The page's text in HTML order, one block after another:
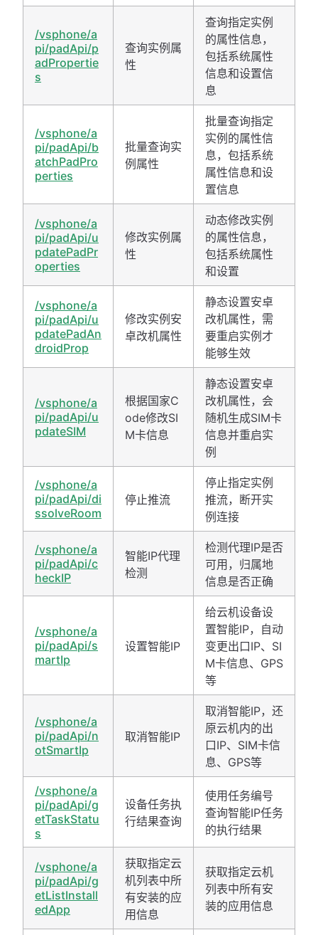
/vsphone/a
pi/padApi/p
adPropertie
s
查询实例属
性
查询指定实例
的属性信息，
包括系统属性
信息和设置信
息
/vsphone/a
pi/padApi/b
atchPadPro
perties
批量查询实
例属性
批量查询指定
实例的属性信
息，包括系统
属性信息和设
置信息
/vsphone/a
pi/padApi/u
pdatePadPr
operties
修改实例属
性
动态修改实例
的属性信息，
包括系统属性
和设置
/vsphone/a
pi/padApi/u
pdatePadAn
droidProp
修改实例安
卓改机属性
静态设置安卓
改机属性，需
要重启实例才
能够生效
/vsphone/a
pi/padApi/u
pdateSIM
根据国家C
ode修改SI
M卡信息
静态设置安卓
改机属性，会
随机生成SIM卡
信息并重启实
例
/vsphone/a
pi/padApi/di
ssolveRoom
停止推流
停止指定实例
推流，断开实
例连接
/vsphone/a
pi/padApi/c
heckIP
智能IP代理
检测
检测代理IP是否
可用，归属地
信息是否正确
/vsphone/a
pi/padApi/s
martIp
设置智能IP
给云机设备设
置智能IP，自动
变更出口IP、SI
M卡信息、GPS
等
/vsphone/a
pi/padApi/n
otSmartIp
取消智能IP
取消智能IP，还
原云机内的出
口IP、SIM卡信
息、GPS等
/vsphone/a
pi/padApi/g
etTaskStatu
s
设备任务执
行结果查询
使用任务编号
查询智能IP任务
的执行结果
/vsphone/a
pi/padApi/g
etListInstall
edApp
获取指定云
机列表中所
有安装的应
用信息
获取指定云机
列表中所有安
装的应用信息